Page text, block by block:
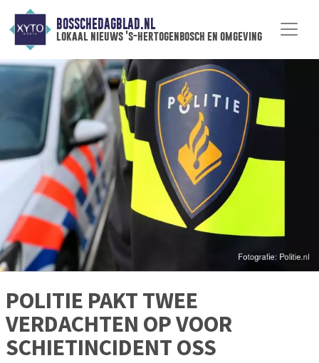
BOSSCHEDAGBLAD.NL
lokaal nieuws 's-hertogenbosch en omgeving
POLITIE PAKT TWEE
VERDACHTEN OP VOOR
SCHIETINCIDENT OSS